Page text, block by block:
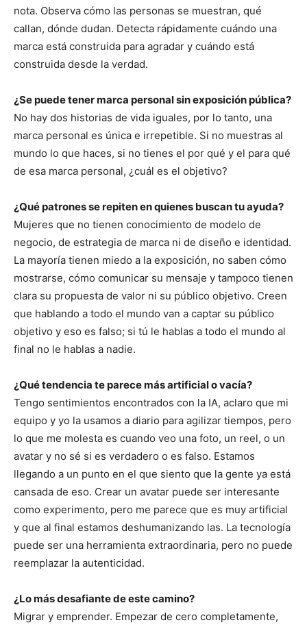
nota. Observa cómo las personas se muestran, qué
callan, dónde dudan. Detecta rápidamente cuándo una
marca está construida para agradar y cuándo está
construida desde la verdad.
¿Se puede tener marca personal sin exposición pública?
No hay dos historias de vida iguales, por lo tanto, una
marca personal es única e irrepetible. Si no muestras al
mundo lo que haces, si no tienes el por qué y el para qué
de esa marca personal, ¿cuál es el objetivo?
¿Qué patrones se repiten en quienes buscan tu ayuda?
Mujeres que no tienen conocimiento de modelo de
negocio, de estrategia de marca ni de diseño e identidad.
La mayoría tienen miedo a la exposición, no saben cómo
mostrarse, cómo comunicar su mensaje y tampoco tienen
clara su propuesta de valor ni su público objetivo. Creen
que hablando a todo el mundo van a captar su público
objetivo y eso es falso; si tú le hablas a todo el mundo al
final no le hablas a nadie.
¿Qué tendencia te parece más artificial o vacía?
Tengo sentimientos encontrados con la IA, aclaro que mi
equipo y yo la usamos a diario para agilizar tiempos, pero
lo que me molesta es cuando veo una foto, un reel, o un
avatar y no sé si es verdadero o es falso. Estamos
llegando a un punto en el que siento que la gente ya está
cansada de eso. Crear un avatar puede ser interesante
como experimento, pero me parece que es muy artificial
y que al final estamos deshumanizando las. La tecnología
puede ser una herramienta extraordinaria, pero no puede
reemplazar la autenticidad.
¿Lo más desafiante de este camino?
Migrar y emprender. Empezar de cero completamente,